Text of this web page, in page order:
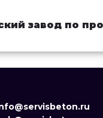
завод по